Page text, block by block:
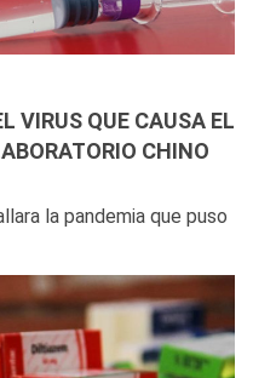
VIRUS QUE CAUSA EL
CHINO
la pandemia que puso